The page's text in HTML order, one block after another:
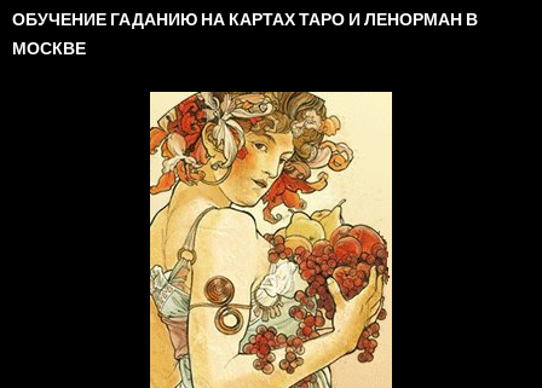
ОБУЧЕНИЕ ГАДАНИЮ НА КАРТАХ ТАРО И ЛЕНОРМАН В
МОСКВЕ